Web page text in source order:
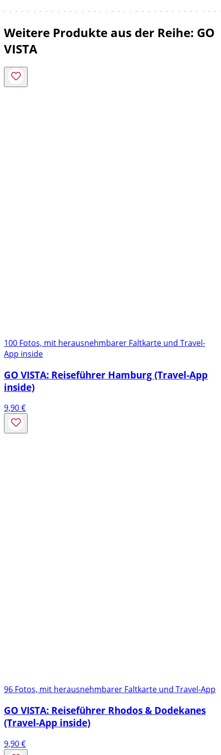
Weitere Produkte aus der Reihe: GO
VISTA
100 Fotos, mit herausnehmbarer Faltkarte und Travel-
App inside
GO VISTA: Reiseführer Hamburg (Travel-App
inside)
9,90€
96 Fotos, mit herausnehmbarer Faltkarte und Travel-App
GO VISTA: Reiseführer Rhodos & Dodekanes
(Travel-App inside)
9,90€